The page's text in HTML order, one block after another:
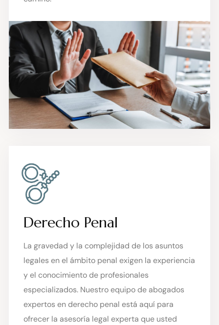
Derecho Penal
La gravedad y la complejidad de los asuntos
legales en el ámbito penal exigen la experiencia
y el conocimiento de profesionales
especializados. Nuestro equipo de abogados
expertos en derecho penal está aquí para
ofrecer la asesoría legal experta que usted